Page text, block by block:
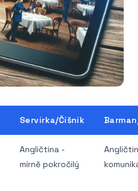
Servírka/Číšník
Angličtina -
mírně pokročilý